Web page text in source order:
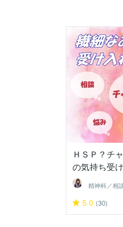
ＨＳＰ？チ
の気持ち受
精神科／相
5.0 (30)